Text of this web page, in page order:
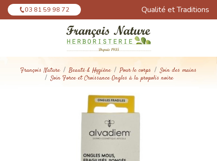
03 81 59 98 72 Qualité et Traditions
François Nature Beauté & Hygiène Pour le corps
Soin des mains
Soin Force et Croissance Ongles à la propolis noire
Panneau de gestion des cookies